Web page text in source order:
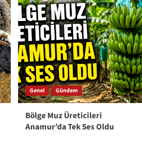
Genel Gündem
Bölge Muz Üreticileri
Anamur’da Tek Ses Oldu